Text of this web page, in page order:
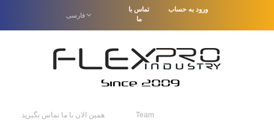
ورود به حساب
فارسى
تماس با
ما
همین الان با ما تماس بگیرید Team